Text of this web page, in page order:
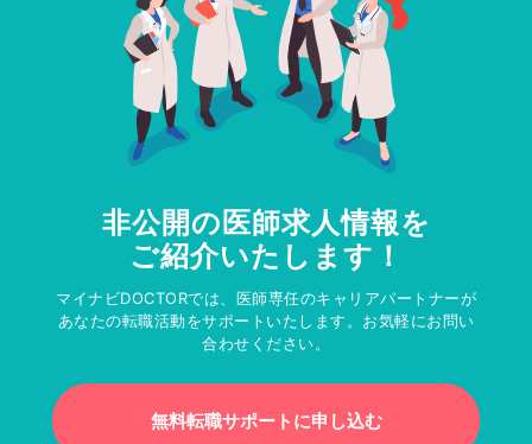
非公開の医師求人情報を
ご紹介いたします！
マイナビDOCTORでは、医師専任のキャリアパートナーが
あなたの転職活動をサポートいたします。お気軽にお問い
合わせください。
無料転職サポートに申し込む